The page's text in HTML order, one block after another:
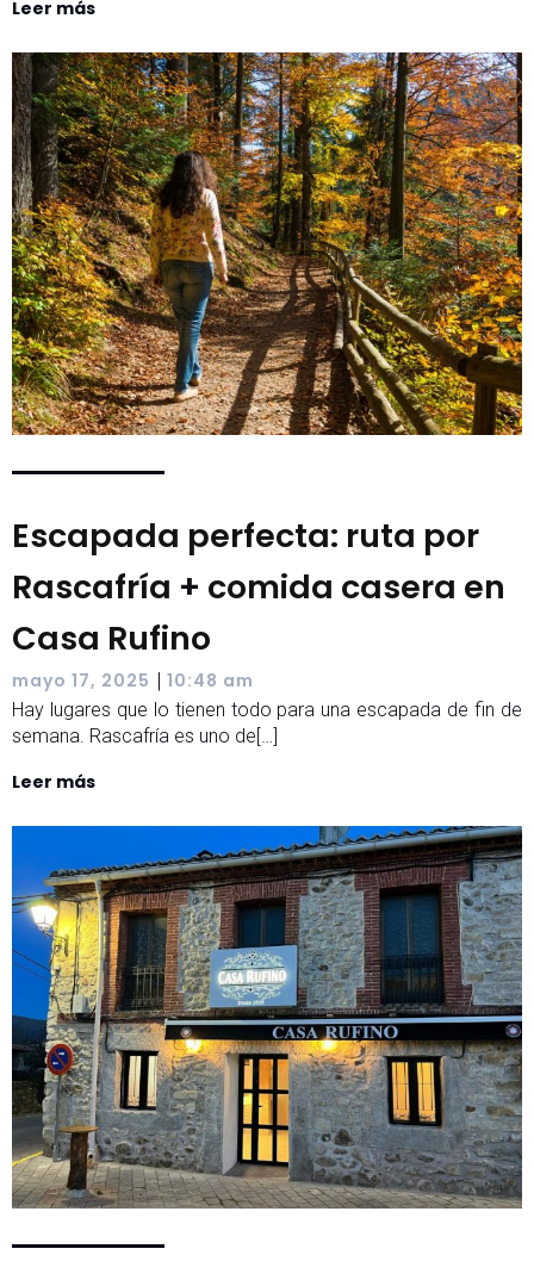
Leer más
Escapada perfecta: ruta por
Rascafría + comida casera en
Casa Rufino
mayo 17, 2025 | 10:48 am
Hay lugares que lo tienen todo para una escapada de fin de
semana. Rascafría es uno de[…]
Leer más